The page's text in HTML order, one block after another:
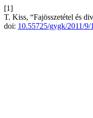
[1]
T. Kiss, “Fajösszetétel és
doi: 10.55725/gygk/2011/9/